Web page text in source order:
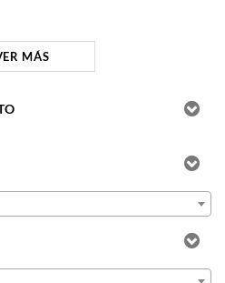
MÁS